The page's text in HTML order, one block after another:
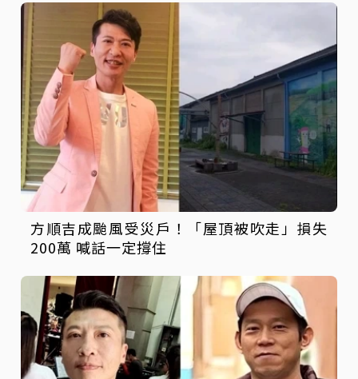
方順吉成颱風受災戶！「屋頂被吹走」損失
200萬 喊話一定撐住